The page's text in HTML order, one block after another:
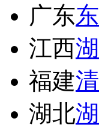
广东
江西
福建
湖北